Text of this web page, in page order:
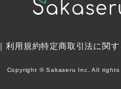
｜利用規約特定商取引法に関す
Copyright © Sakaseru Inc. All rights